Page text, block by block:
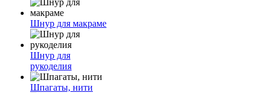
Шнур для макраме
Шнур для
рукоделия
Шпагаты, нити